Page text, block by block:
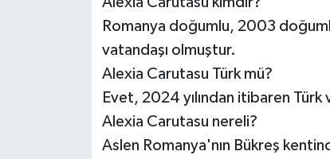
Romanya doğumlu, 2003
vatandaşı olmuştur.
Alexia Carutasu Türk mü?
Evet, 2024 yılından itibaren Türk
Alexia Carutasu nereli?
Aslen Romanya'nın Bükreş